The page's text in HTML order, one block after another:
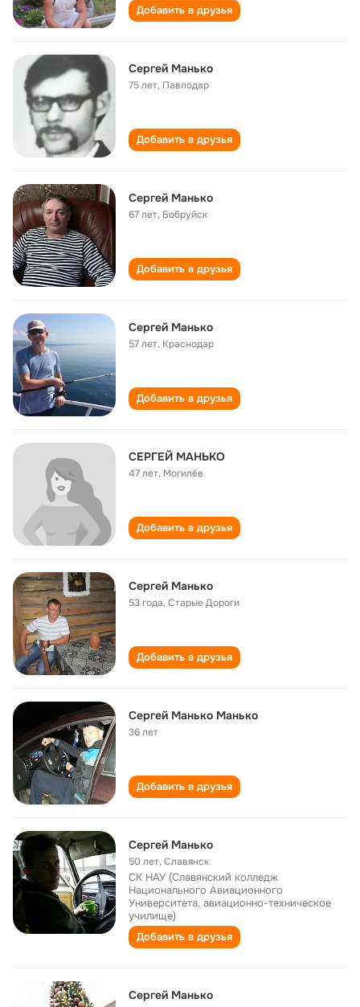
Добавить в друзья
Сергей Манько
75 лет, Павлодар
Добавить в друзья
Сергей Манько
67 лет, Бобруйск
Добавить в друзья
Сергей Манько
57 лет, Краснодар
Добавить в друзья
СЕРГЕЙ МАНЬКО
47 лет, Могилёв
Добавить в друзья
Сергей Манько
53 года,Старые Дороги
Добавить в друзья
Сергей Манько Манько
36 лет
Добавить в друзья
Сергей Манько
50 лет,Славянск
СК НАУ (Славянский колледж
Национального Авиационного
Университета, авиационно-техническое
училище)
Добавить в друзья
Сергей Манько